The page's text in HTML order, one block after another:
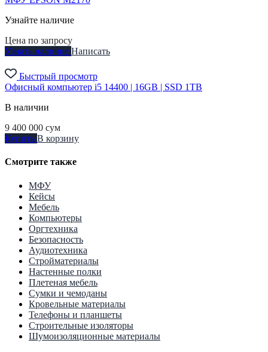
Узнайте наличие
Цена по запросу
Узнать наличие Написать
Быстрый просмотр
Офисный компьютер i5 14400 | 16GB | SSD 1TB
В наличии
9 400 000 сум
Купить В корзину
Смотрите также
МФУ
Кейсы
Мебель
Компьютеры
Оргтехника
Безопасность
Аудиотехника
Стройматериалы
Настенные полки
Плетеная мебель
Сумки и чемоданы
Кровельные материалы
Телефоны и планшеты
Строительные изоляторы
Шумоизоляционные материалы